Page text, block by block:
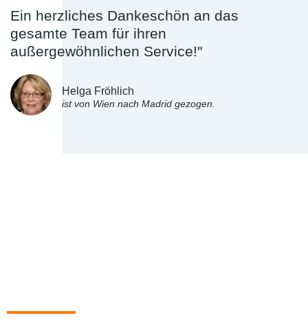
Ein herzliches Dankeschön an das
gesamte Team für ihren
außergewöhnlichen Service!"
Helga Fröhlich
ist von Wien nach Madrid gezogen.